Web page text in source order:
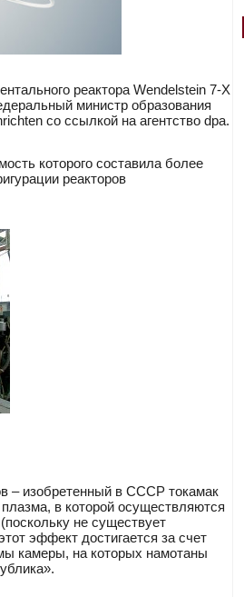
реактора Wendelstein 7-X
министр образования
со ссылкой на агентство dpa.
которого составила более
реакторов
– изобретенный в СССР токамак
в которой осуществляются
не существует
эффект достигается за счет
камеры, на которых намотаны